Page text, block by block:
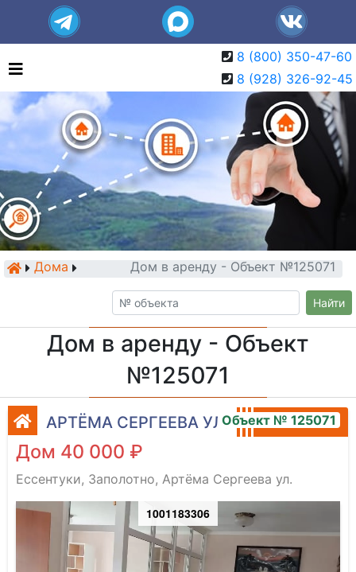
8 (800) 350-47-60
8 (928) 326-92-45
Дома Дом в аренду - Объект №125071
Найти
Дом в аренду - Объект
№125071
АРТЁМА СЕРГЕЕВА УЛ.Объект № 125071
Дом 40 000 ₽
Ессентуки, Заполотно, Артёма Сергеева ул.
1001183306